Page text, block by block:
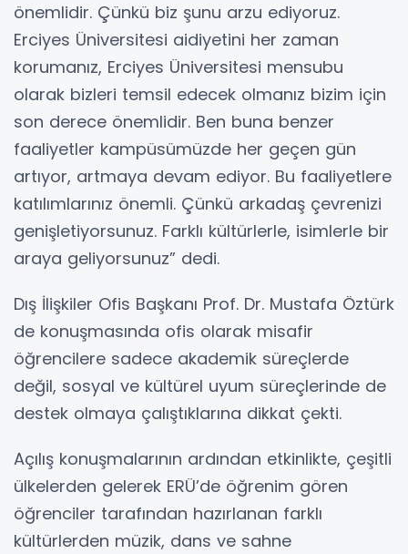
önemlidir. Çünkü biz şunu arzu ediyoruz.
Erciyes Üniversitesi aidiyetini her zaman
korumanız, Erciyes Üniversitesi mensubu
olarak bizleri temsil edecek olmanız bizim için
son derece önemlidir. Ben buna benzer
faaliyetler kampüsümüzde her geçen gün
artıyor, artmaya devam ediyor. Bu faaliyetlere
katılımlarınız önemli. Çünkü arkadaş çevrenizi
genişletiyorsunuz. Farklı kültürlerle, isimlerle bir
araya geliyorsunuz” dedi.
Dış İlişkiler Ofis Başkanı Prof. Dr. Mustafa Öztürk
de konuşmasında ofis olarak misafir
öğrencilere sadece akademik süreçlerde
değil, sosyal ve kültürel uyum süreçlerinde de
destek olmaya çalıştıklarına dikkat çekti.
Açılış konuşmalarının ardından etkinlikte, çeşitli
ülkelerden gelerek ERÜ’de öğrenim gören
öğrenciler tarafından hazırlanan farklı
kültürlerden müzik, dans ve sahne